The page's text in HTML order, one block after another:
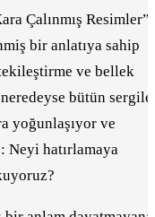
Çalınmış Resimler”
bir anlatıya sahip
ve bellek
bütün
yoğunlaşıyor ve
Neyi hatırlamaya